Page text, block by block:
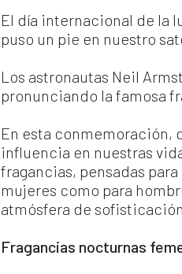
El día internacional de la
puso un pie en nuestro
Los astronautas Neil
pronunciando la famosa
En esta conmemoración,
influencia en nuestras
fragancias, pensadas
mujeres como para
atmósfera de
Fragancias nocturnas